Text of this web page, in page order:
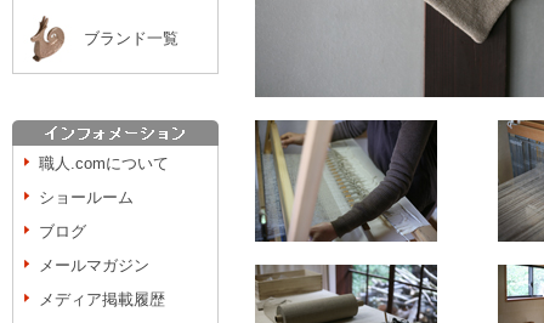
ブランド一覧
職人.comについて
ショールーム
ブログ
メールマガジン
メディア掲載履歴